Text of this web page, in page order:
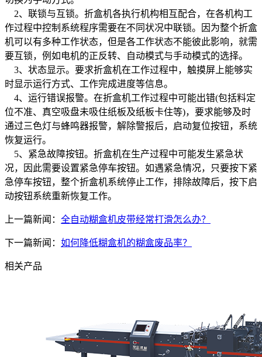
2、联锁与互锁。折盒机各执行机构相互配合，在各机构工
作过程中控制系统程序需要在不同状况中联锁。因为整个折盒
机可以有多种工作状态，但是各工作状态不能彼此影响，就需
要互锁，例如电机的正反转、自动模式与手动模式的选择。
3、状态显示。要求折盒机在工作过程中，触摸屏上能够实
时显示运行方式、工作完成进度等信息。
4、运行错误报警。在折盒机工作过程中可能出错(包括料定
位不准、真空吸盘未吸住纸板及纸板卡住等)，要求能够及时
通过三色灯与蜂鸣器报警，解除警报后，启动复位按钮，系统
恢复运行。
5、紧急故障按钮。折盒机在生产过程中可能发生紧急状
况，因此需要设置紧急停车按钮。如遇紧急情况，只要按下紧
急停车按钮，整个折盒机系统停止工作，排除故障后，按下启
动按钮系统重新恢复工作。
上一篇新闻： 全自动糊盒机皮带经常打滑怎么办？
下一篇新闻： 如何降低糊盒机的糊盒废品率？
相关产品